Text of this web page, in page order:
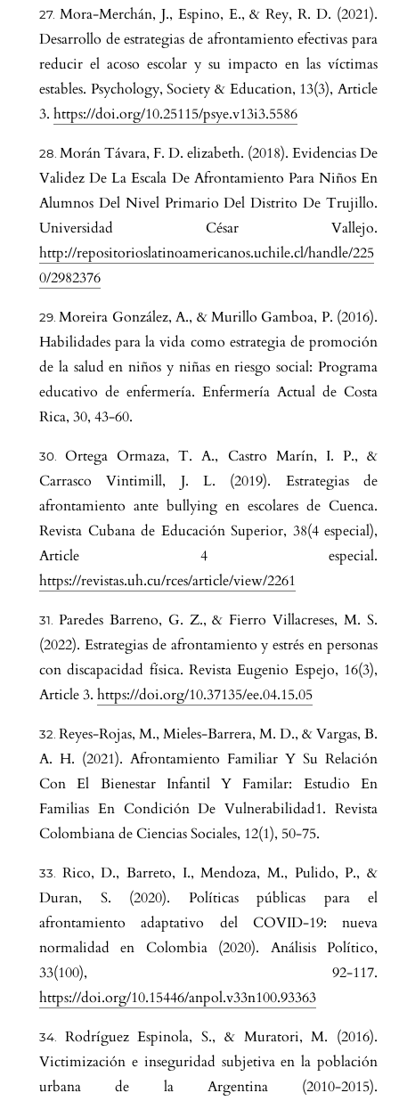
Mora-Merchán, J., Espino, E., & Rey, R. D. (2021).
Desarrollo de estrategias de afrontamiento efectivas para
reducir el acoso escolar y su impacto en las víctimas
estables. Psychology, Society & Education, 13(3), Article
3. https://doi.org/10.25115/psye.v13i3.5586
Morán Távara, F. D. elizabeth. (2018). Evidencias De
Validez De La Escala De Afrontamiento Para Niños En
Alumnos Del Nivel Primario Del Distrito De Trujillo.
Universidad César Vallejo.
http://repositorioslatinoamericanos.uchile.cl/handle/225
0/2982376
Moreira González, A., & Murillo Gamboa, P. (2016).
Habilidades para la vida como estrategia de promoción
de la salud en niños y niñas en riesgo social: Programa
educativo de enfermería. Enfermería Actual de Costa
Rica, 30, 43-60.
Ortega Ormaza, T. A., Castro Marín, I. P., &
Carrasco Vintimill, J. L. (2019). Estrategias de
afrontamiento ante bullying en escolares de Cuenca.
Revista Cubana de Educación Superior, 38(4 especial),
Article 4 especial.
https://revistas.uh.cu/rces/article/view/2261
Paredes Barreno, G. Z., & Fierro Villacreses, M. S.
(2022). Estrategias de afrontamiento y estrés en personas
con discapacidad física. Revista Eugenio Espejo, 16(3),
Article 3. https://doi.org/10.37135/ee.04.15.05
Reyes-Rojas, M., Mieles-Barrera, M. D., & Vargas, B.
A. H. (2021). Afrontamiento Familiar Y Su Relación
Con El Bienestar Infantil Y Familar: Estudio En
Familias En Condición De Vulnerabilidad1. Revista
Colombiana de Ciencias Sociales, 12(1), 50-75.
Rico, D., Barreto, I., Mendoza, M., Pulido, P., &
Duran, S. (2020). Políticas públicas para el
afrontamiento adaptativo del COVID-19: nueva
normalidad en Colombia (2020). Análisis Político,
33(100), 92-117.
https://doi.org/10.15446/anpol.v33n100.93363
Rodríguez Espinola, S., & Muratori, M. (2016).
Victimización e inseguridad subjetiva en la población
urbana de la Argentina (2010-2015).